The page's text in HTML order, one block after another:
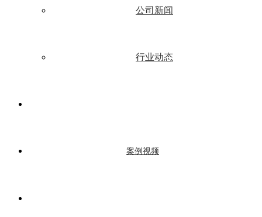
公司新闻
行业动态
案例视频